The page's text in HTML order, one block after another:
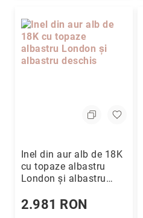
Inel din aur alb de 18K
cu topaze albastru
London și albastru
2.981 RON